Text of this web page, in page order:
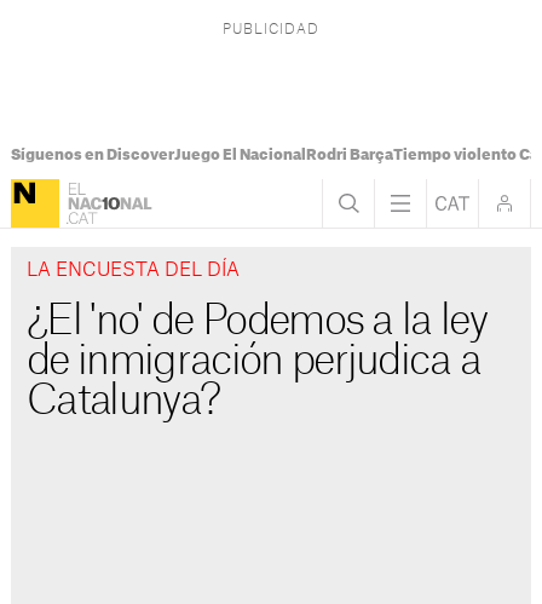
Síguenos en DiscoverJuego El Nacional Rodri BarçaTiempo violento
LA ENCUESTA DEL DÍA
¿El 'no' de Podemos a la ley
de inmigración perjudica a
Catalunya?